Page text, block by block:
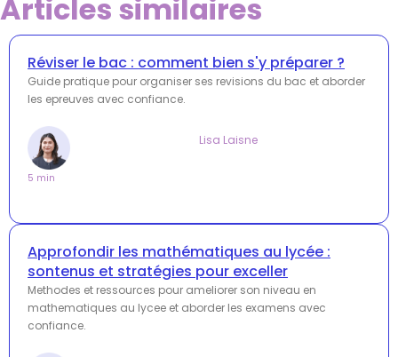
Articles similaires
Réviser le bac : comment bien s'y préparer ?
Guide pratique pour organiser ses revisions du bac et aborder
les epreuves avec confiance.
Lisa Laisne
5 min
Approfondir les mathématiques au lycée :
sontenus et stratégies pour exceller
Methodes et ressources pour ameliorer son niveau en
mathematiques au lycee et aborder les examens avec
confiance.